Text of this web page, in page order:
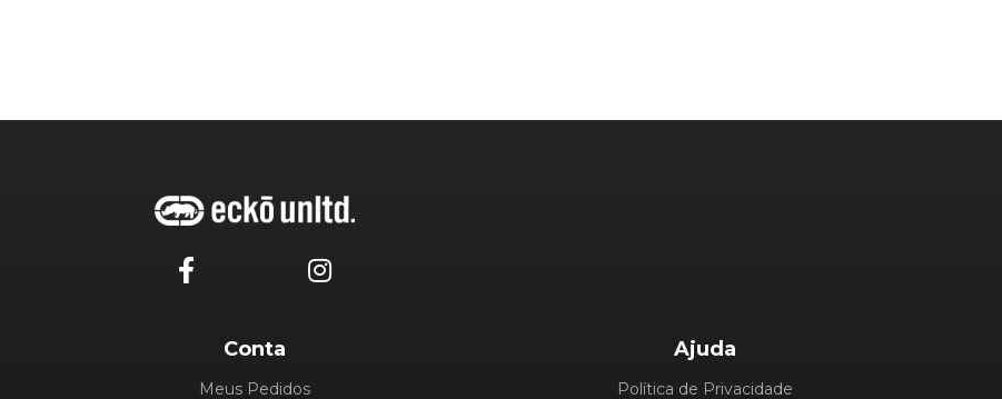
Conta
Meus Pedidos
Ajuda
Política de Privacidade